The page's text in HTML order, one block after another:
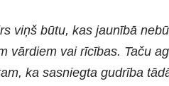
viņš būtu, kas jaunībā
vārdiem vai rīcības. Taču
ka sasniegta gudrība